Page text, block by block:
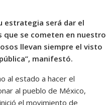
estrategia será dar el
que se cometen en nuestro
llevan siempre el visto
manifestó.
al estado a hacer el
al pueblo de México,
el movimiento de